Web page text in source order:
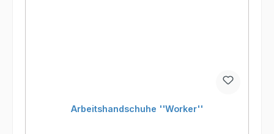
Arbeitshandschuhe ''Worker''